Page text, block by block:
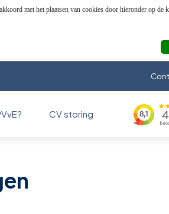
met het plaatsen van cookies door hieronder op
CV storing